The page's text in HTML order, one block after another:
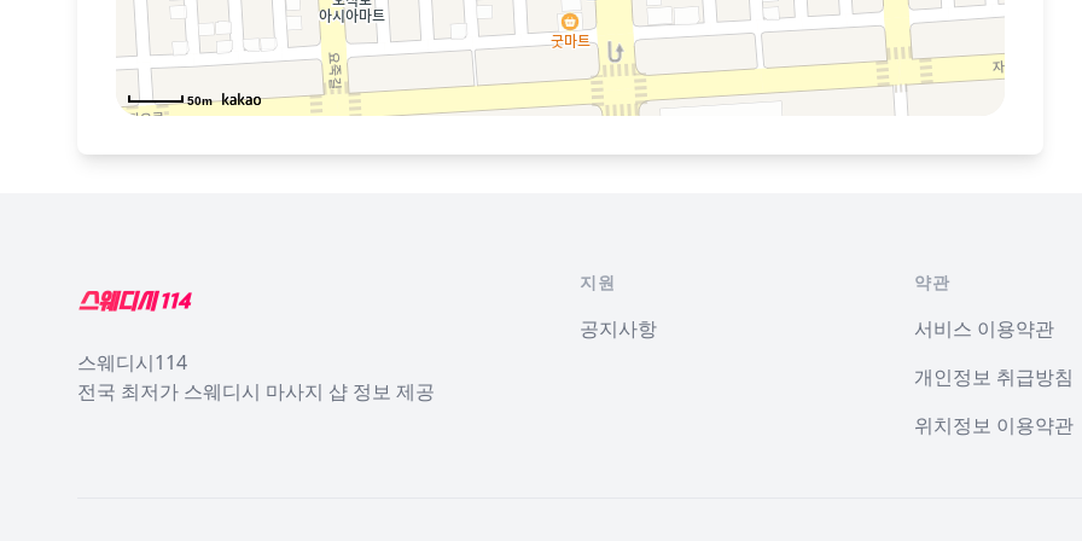
50m
스웨디시114
전국 최저가 스웨디시 마사지 샵 정보 제공
지원
공지사항
약관
서비스 이용약관
개인정보 취급방침
위치정보 이용약관